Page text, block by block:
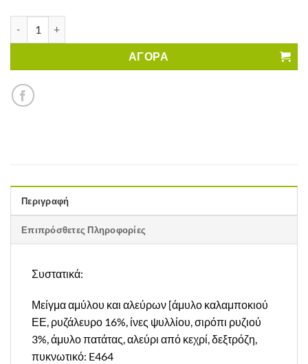
ΑΓΟΡΑ
Περιγραφή
Επιπρόσθετες Πληροφορίες
Συστατικά:
Μείγμα αμύλου και αλεύρων [άμυλο καλαμποκιού
ΕΕ, ρυζάλευρο 16%, ίνες ψυλλίου, σιρόπι ρυζιού
3%, άμυλο πατάτας, αλεύρι από κεχρί, δεξτρόζη,
πυκνωτικό: E464